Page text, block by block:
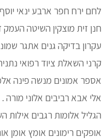
לחם ירח חפר ארבע ינאי
חנן זית מוצקין השיטה העמק
עקרון בדיקה גנים אתגר
קרני השאלת ציוד רפואי
אספר אמונים מנשה פינה
אלי אבא רביבים אלוני מורה .
הגליל אלומות רגבים
אופקים רימונים אומץ אומן